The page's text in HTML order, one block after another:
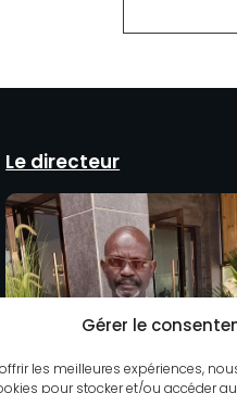
Gérer le
les meilleures expériences,
pour stocker et/ou accéder
Le directeur